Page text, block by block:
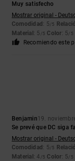
Muy satisfecho
Mostrar original -
Comodidad : 5/5
Material : 5 /5 Color: 5/5
Recomiendo este
Benjamin19.
Se prevé que DC siga
Mostrar original -
Comodidad : 5/5
Material : 4 /5 Color: 5/5